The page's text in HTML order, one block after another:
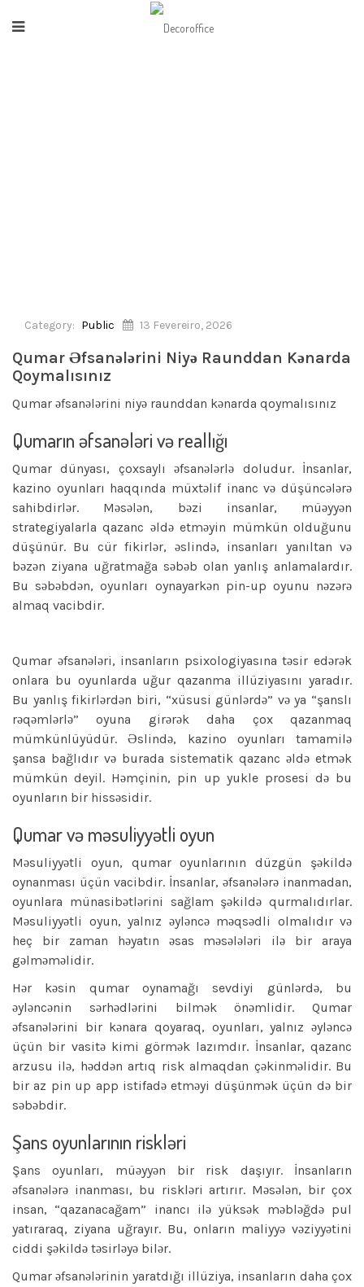
Category: Public 13 Fevereiro, 2026
Qumar Əfsanələrini Niyə Raunddan Kənarda
Qoymalısınız
Qumar əfsanələrini niyə raunddan kənarda qoymalısınız
Qumarın əfsanələri və reallığı
Qumar dünyası, çoxsaylı əfsanələrlə doludur. İnsanlar,
kazino oyunları haqqında müxtəlif inanc və düşüncələrə
sahibdirlər. Məsələn, bəzi insanlar, müəyyən
strategiyalarla qazanc əldə etməyin mümkün olduğunu
düşünür. Bu cür fikirlər, əslində, insanları yanıltan və
bəzən ziyana uğratmağa səbəb olan yanlış anlamalardır.
Bu səbəbdən, oyunları oynayarkən pin-up oyunu nəzərə
almaq vacibdir.
Qumar əfsanələri, insanların psixologiyasına təsir edərək
onlara bu oyunlarda uğur qazanma illüziyasını yaradır.
Bu yanlış fikirlərdən biri, “xüsusi günlərdə” və ya “şanslı
rəqəmlərlə” oyuna girərək daha çox qazanmaq
mümkünlüyüdür. Əslində, kazino oyunları tamamilə
şansa bağlıdır və burada sistematik qazanc əldə etmək
mümkün deyil. Həmçinin, pin up yukle prosesi də bu
oyunların bir hissəsidir.
Qumar və məsuliyyətli oyun
Məsuliyyətli oyun, qumar oyunlarının düzgün şəkildə
oynanması üçün vacibdir. İnsanlar, əfsanələrə inanmadan,
oyunlara münasibətlərini sağlam şəkildə qurmalıdırlar.
Məsuliyyətli oyun, yalnız əyləncə məqsədli olmalıdır və
heç bir zaman həyatın əsas məsələləri ilə bir araya
gəlməməlidir.
Hər kəsin qumar oynamağı sevdiyi günlərdə, bu
əyləncənin sərhədlərini bilmək önəmlidir. Qumar
əfsanələrini bir kənara qoyaraq, oyunları, yalnız əyləncə
üçün bir vasitə kimi görmək lazımdır. İnsanlar, qazanc
arzusu ilə, həddən artıq risk almaqdan çəkinməlidir. Bu
bir az pin up app istifadə etməyi düşünmək üçün də bir
səbəbdir.
Şans oyunlarının riskləri
Şans oyunları, müəyyən bir risk daşıyır. İnsanların
əfsanələrə inanması, bu riskləri artırır. Məsələn, bir çox
insan, “qazanacağam” inancı ilə yüksək məbləğdə pul
yatıraraq, ziyana uğrayır. Bu, onların maliyyə vəziyyətini
ciddi şəkildə təsirləyə bilər.
Qumar əfsanələrinin yaratdığı illüziya, insanların daha çox